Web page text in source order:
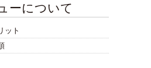
ーについて
ット